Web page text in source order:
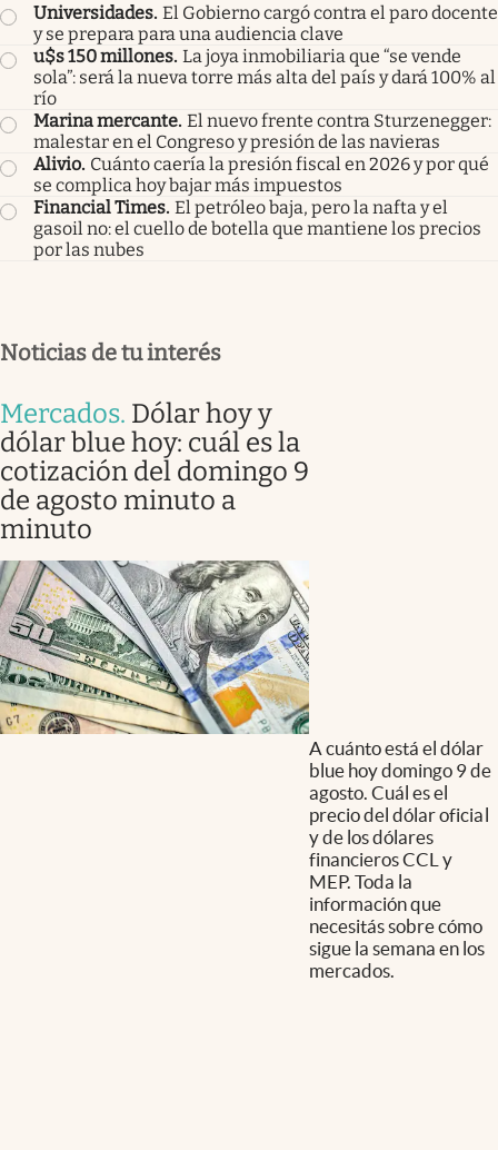
Universidades. El Gobierno cargó contra el paro docente
y se prepara para una audiencia clave
u$s 150 millones. La joya inmobiliaria que “se vende
sola”: será la nueva torre más alta del país y dará 100% al
río
Marina mercante. El nuevo frente contra Sturzenegger:
malestar en el Congreso y presión de las navieras
Alivio. Cuánto caería la presión fiscal en 2026 y por qué
se complica hoy bajar más impuestos
Financial Times. El petróleo baja, pero la nafta y el
gasoil no: el cuello de botella que mantiene los precios
por las nubes
Noticias de tu interés
Mercados. Dólar hoy y
dólar blue hoy: cuál es la
cotización del domingo 9
de agosto minuto a
minuto
A cuánto está el dólar
blue hoy domingo 9 de
agosto. Cuál es el
precio del dólar oficial
y de los dólares
financieros CCL y
MEP. Toda la
información que
necesitás sobre cómo
sigue la semana en los
mercados.